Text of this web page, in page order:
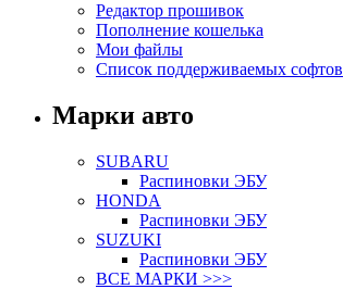
Редактор прошивок
Пополнение кошелька
Мои файлы
Список поддерживаемых софтов
Марки авто
SUBARU
Распиновки ЭБУ
HONDA
Распиновки ЭБУ
SUZUKI
Распиновки ЭБУ
ВСЕ МАРКИ >>>